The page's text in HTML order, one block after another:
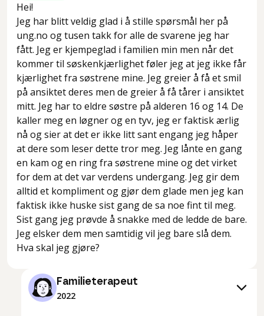
Hei!
Jeg har blitt veldig glad i å stille spørsmål her på
ung.no og tusen takk for alle de svarene jeg har
fått. Jeg er kjempeglad i familien min men når det
kommer til søskenkjærlighet føler jeg at jeg ikke får
kjærlighet fra søstrene mine. Jeg greier å få et smil
på ansiktet deres men de greier å få tårer i ansiktet
mitt. Jeg har to eldre søstre på alderen 16 og 14. De
kaller meg en løgner og en tyv, jeg er faktisk ærlig
nå og sier at det er ikke litt sant engang jeg håper
at dere som leser dette tror meg. Jeg lånte en gang
en kam og en ring fra søstrene mine og det virket
for dem at det var verdens undergang. Jeg gir dem
alltid et kompliment og gjør dem glade men jeg kan
faktisk ikke huske sist gang de sa noe fint til meg.
Sist gang jeg prøvde å snakke med de ledde de bare.
Jeg elsker dem men samtidig vil jeg bare slå dem.
Hva skal jeg gjøre?
Familieterapeut
2022